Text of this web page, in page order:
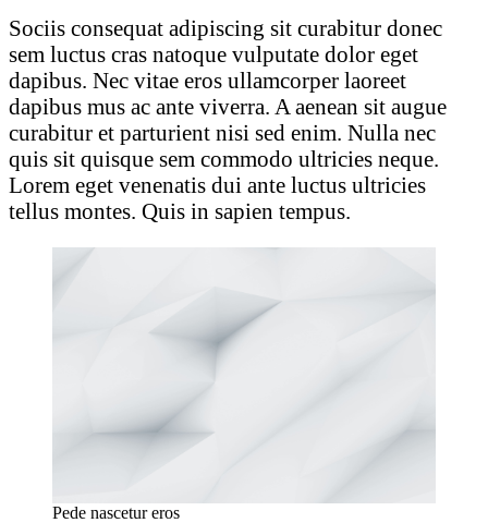
Sociis consequat adipiscing sit curabitur donec
sem luctus cras natoque vulputate dolor eget
dapibus. Nec vitae eros ullamcorper laoreet
dapibus mus ac ante viverra. A aenean sit augue
curabitur et parturient nisi sed enim. Nulla nec
quis sit quisque sem commodo ultricies neque.
Lorem eget venenatis dui ante luctus ultricies
tellus montes. Quis in sapien tempus.
Pede nascetur eros